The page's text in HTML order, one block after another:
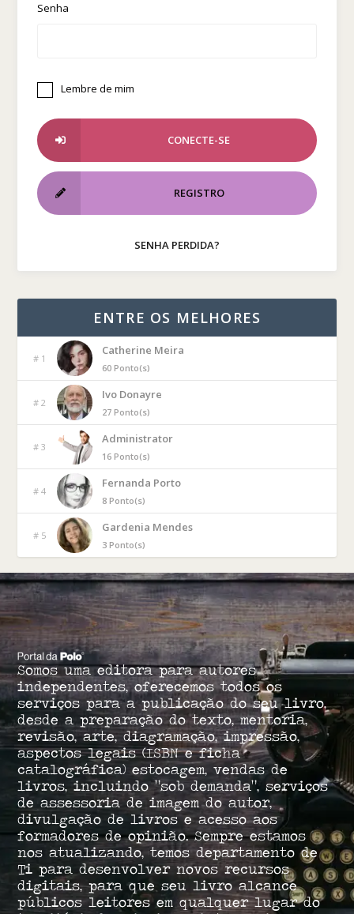
Senha
Lembre de mim
CONECTE-SE
REGISTRO
SENHA PERDIDA?
ENTRE OS MELHORES
# 1
Catherine Meira
60 Ponto(s)
# 2
Ivo Donayre
27 Ponto(s)
# 3
Administrator
16 Ponto(s)
# 4
Fernanda Porto
8 Ponto(s)
# 5
Gardenia Mendes
3 Ponto(s)
Somos uma editora para autores
independentes, oferecemos todos os
serviços para a publicação do seu livro,
desde a preparação do texto, mentoria,
revisão, arte, diagramação, impressão,
aspectos legais (ISBN e ficha
catalográfica) estocagem, vendas de
livros, incluindo “sob demanda”, serviços
de assessoria de imagem do autor,
divulgação de livros e acesso aos
formadores de opinião. Sempre estamos
nos atualizando, temos departamento de
Ti para desenvolver novos recursos
digitais, para que seu livro alcance
públicos leitores em qualquer lugar do